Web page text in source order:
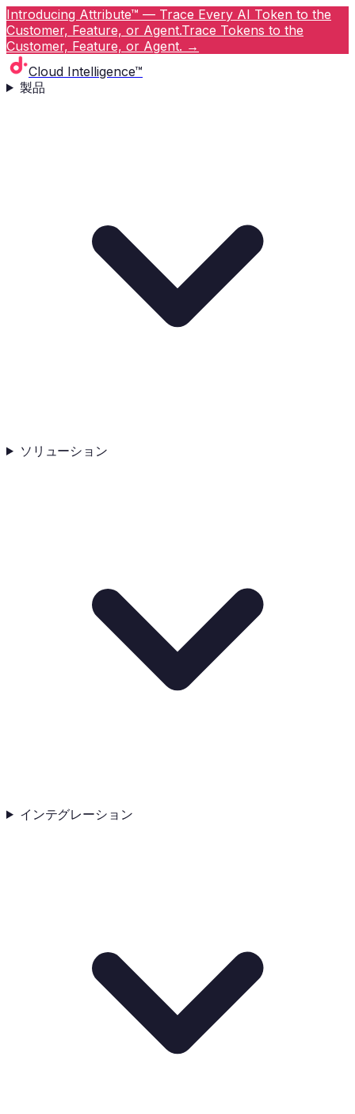
Introducing Attribute™ — Trace Every AI Token to the
Customer, Feature, or Agent.Trace Tokens to the
Customer, Feature, or Agent. →
Cloud Intelligence™
製品
ソリューション
インテグレーション